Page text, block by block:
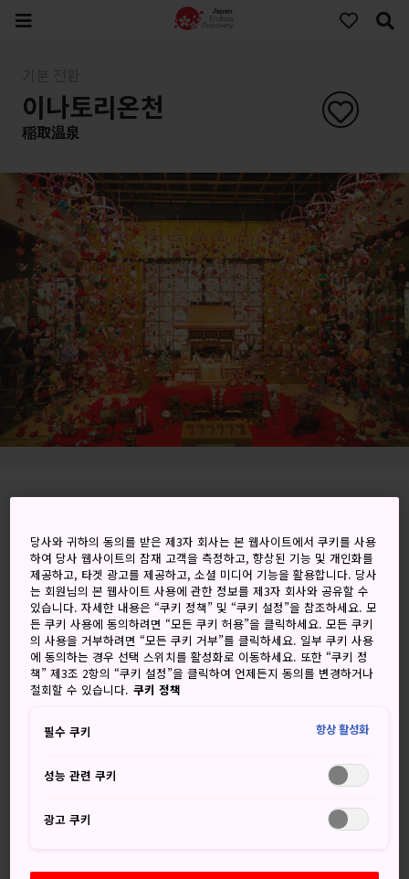
이나토리온천
稲取温泉
Inatori, Higashiizu-cho, Kamo-gun, Shizuoka-
Google 지도에서 보기
환승 정보 받기
키워드 지도
아름다운 인형들과 편안한 온기를
선사하는 온천수의 고장
수려한 이나토리 온천은
가장자리에 자리 잡은
온천 리조트입니다. 태평양의 장엄한 풍경을 감상하면서 전통
당사와 귀하의 동의를 받은 제3자 회사는 본 웹사이트에서 쿠키를 사용
하여 당사 웹사이트의 잠재 고객을 측정하고, 향상된 기능 및 개인화를
제공하고, 타겟 광고를 제공하고, 소셜 미디어 기능을 활용합니다. 당사
는 회원님의 본 웹사이트 사용에 관한 정보를 제3자 회사와 공유할 수
있습니다. 자세한 내용은 “쿠키 정책” 및 “쿠키 설정”을 참조하세요. 모
든 쿠키 사용에 동의하려면 “모든 쿠키 허용”을 클릭하세요. 모든 쿠키
의 사용을 거부하려면 “모든 쿠키 거부”를 클릭하세요. 일부 쿠키 사용
에 동의하는 경우 선택 스위치를 활성화로 이동하세요. 또한 “쿠키 정
책” 제3조 2항의 “쿠키 설정”을 클릭하여 언제든지 동의를 변경하거나
철회할 수 있습니다. 쿠키 정책
필수 쿠키 항상 활성화
성능 관련 쿠키
광고 쿠키